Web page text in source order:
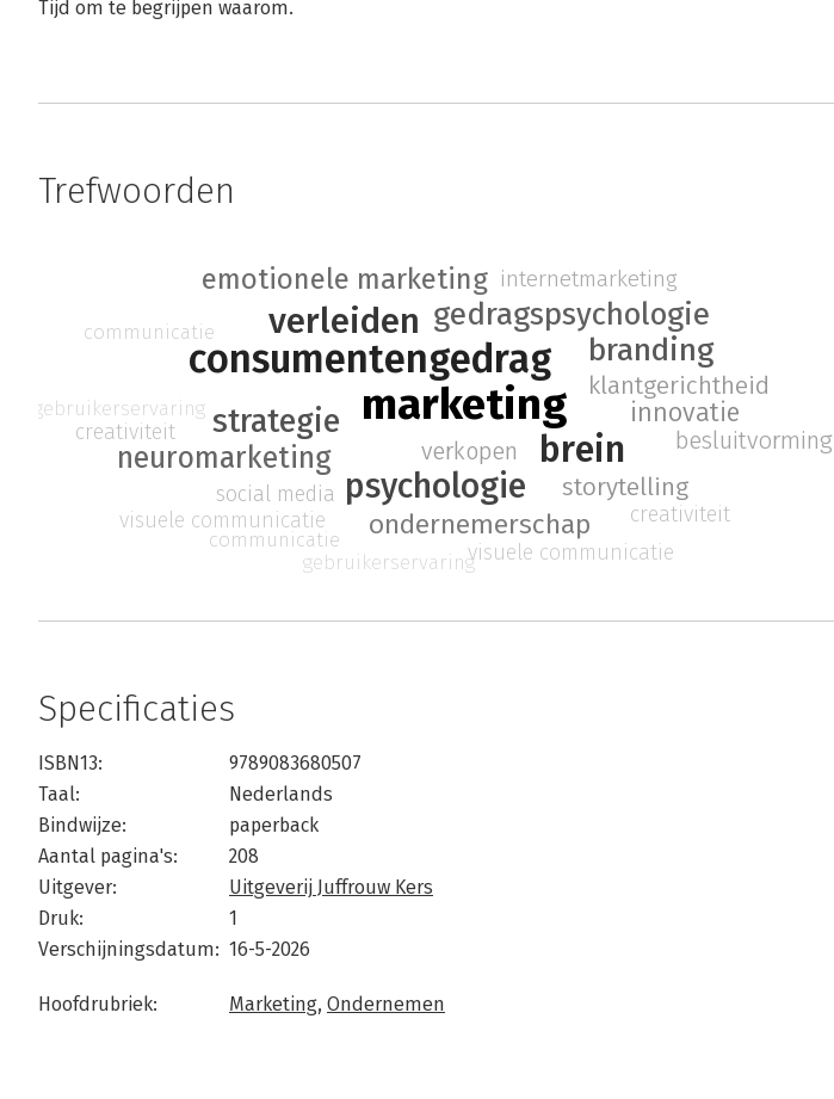
Tijd om te begrijpen waarom.
Trefwoorden
marketing
consumentengedrag
brein
psychologie
verleiden gedragspsychologie
neuromarketing
strategie
branding
emotionele marketing
ondernemerschap
verkopen
klantgerichtheid
innovatie
storytelling
internetmarketing
besluitvorming
social media
visuele communicatie
creativiteit
gebruikerservaring
communicatie
visuele communicatie
creativiteit
gebruikerservaring
communicatie
Specificaties
ISBN13:
9789083680507
Taal:
Nederlands
Bindwijze:
paperback
Aantal pagina's:
208
Uitgever:
Uitgeverij Juffrouw Kers
Druk:
1
Verschijningsdatum: 16-5-2026
Hoofdrubriek: Marketing, Ondernemen